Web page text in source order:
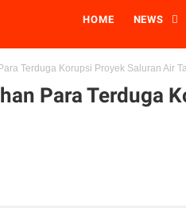
HOME NEWS
Terduga Korupsi Proyek Saluran Air
Para Terduga